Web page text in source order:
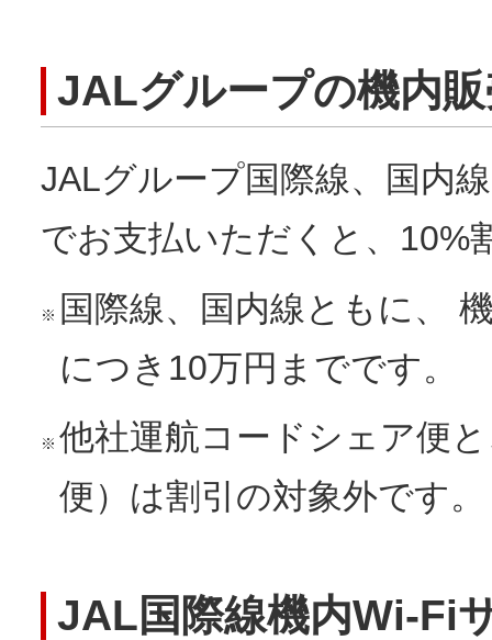
JALグループの機内
JALグループ国際線、国内
でお支払いただくと、10%
※ 国際線、国内線ともに、
につき10万円までです。
※ 他社運航コードシェア便
便）は割引の対象外です。
JAL国際線機内Wi-Fi